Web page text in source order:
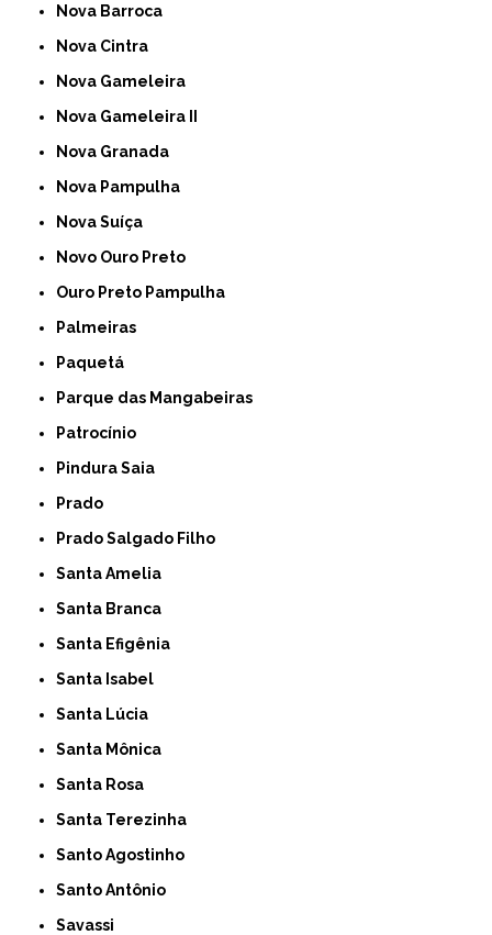
Nova Barroca
Nova Cintra
Nova Gameleira
Nova Gameleira II
Nova Granada
Nova Pampulha
Nova Suíça
Novo Ouro Preto
Ouro Preto Pampulha
Palmeiras
Paquetá
Parque das Mangabeiras
Patrocínio
Pindura Saia
Prado
Prado Salgado Filho
Santa Amelia
Santa Branca
Santa Efigênia
Santa Isabel
Santa Lúcia
Santa Mônica
Santa Rosa
Santa Terezinha
Santo Agostinho
Santo Antônio
Savassi